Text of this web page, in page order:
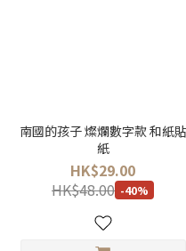
南國的孩子 燦爛數字款 和紙貼
紙
HK$29.00
HK$48.00 -40%